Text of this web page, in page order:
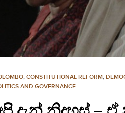
, CONSTITUTIONAL REFORM,
AND GOVERNANCE